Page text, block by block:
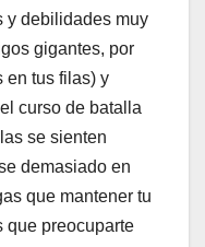
y debilidades muy
gigantes, por
en tus filas) y
curso de batalla
se sienten
demasiado en
que mantener tu
que preocuparte